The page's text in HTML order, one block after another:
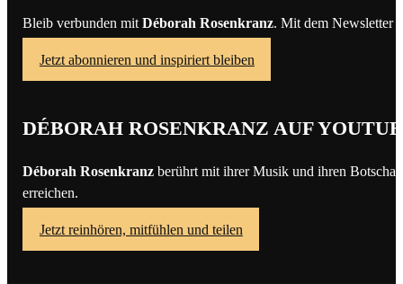
Bleib verbunden mitDéborah Rosenkranz. Mit dem Newsletter
Jetzt abonnieren und inspiriert bleiben
DÉBORAH ROSENKRANZ AUF
Déborah Rosenkranz berührt mit ihrer Musik und ihren
erreichen.
Jetzt reinhören, mitfühlen und teilen